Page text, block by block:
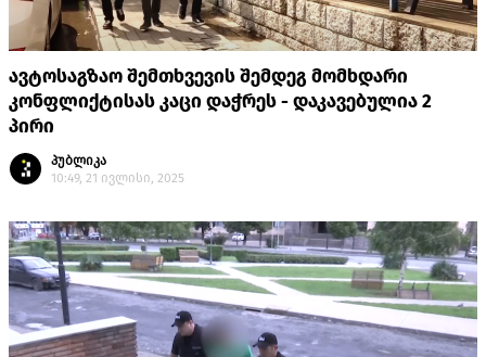
ავტოსაგზაო შემთხვევის შემდეგ მომხდარი
კონფლიქტისას კაცი დაჭრეს - დაკავებულია 2
პირი
პუბლიკა
10:49, 21 ივლისი, 2025